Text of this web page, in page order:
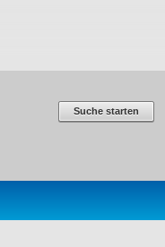
Suche starten